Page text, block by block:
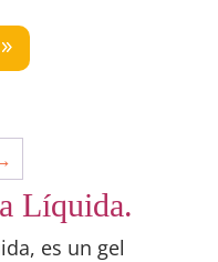
Líquida.
es un gel